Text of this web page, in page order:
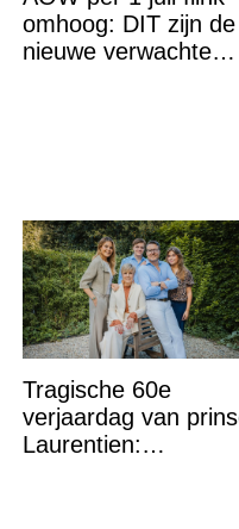
omhoog: DIT zijn de
nieuwe verwachte
Tragische 60e
verjaardag van
Laurentien: